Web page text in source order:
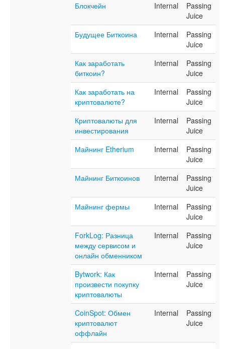
Блокчейн
Internal
Passing
Juice
Будущее Биткоина
Internal
Passing
Juice
Как заработать
биткоин?
Internal
Passing
Juice
Как заработать на
криптовалюте?
Internal
Passing
Juice
Криптовалюты для
инвестирования
Internal
Passing
Juice
Майнинг Etherium
Internal
Passing
Juice
Майнинг Биткоинов
Internal
Passing
Juice
Майнинг фермы
Internal
Passing
Juice
ForkLog: Разница
между сервисом и
онлайн обменником
Internal
Passing
Juice
Bytwork: Как
произвести покупку
криптовалюты
Internal
Passing
Juice
CoinSpot: Обмен
криптовалют
оффлайн
Internal
Passing
Juice